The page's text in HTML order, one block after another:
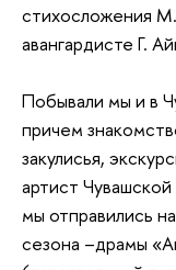
стихосложения
авангардисте Г.
Побывали мы и в
причем
закулисья,
артист
мы отправились
сезона –драмы